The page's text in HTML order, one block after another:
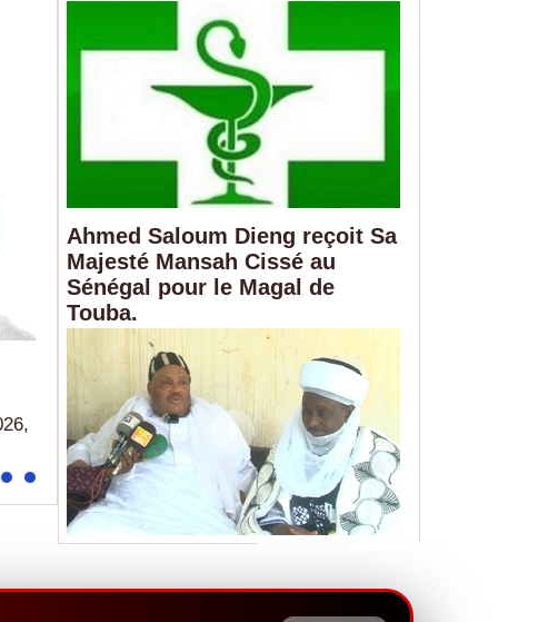
Alerte sur les réserves de sang : le
13 poches disponibles 07/08/2026
Les réserves de sang du CNTS sont à un niveau
disponibles pour répondre aux urgences...
Ahmed Saloum Dieng reçoit Sa
Majesté Mansah Cissé au
Sénégal pour le Magal de
Touba.